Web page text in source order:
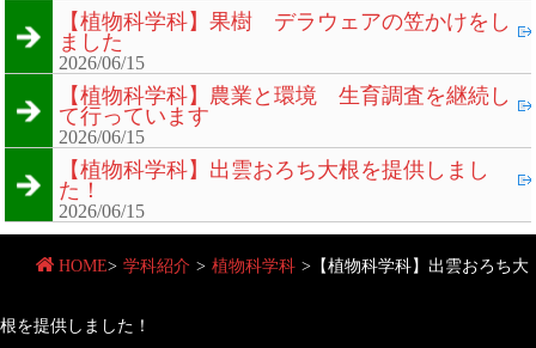
【植物科学科】果樹 デラウェアの笠かけをし
ました
2026/06/15
【植物科学科】農業と環境 生育調査を継続し
て行っています
2026/06/15
【植物科学科】出雲おろち大根を提供しまし
た！
2026/06/15
HOME> 学科紹介 > 植物科学科 > 【植物科学科】出雲おろち大
根を提供しました！